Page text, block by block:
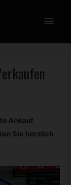
Ankauf
Sie herzlich